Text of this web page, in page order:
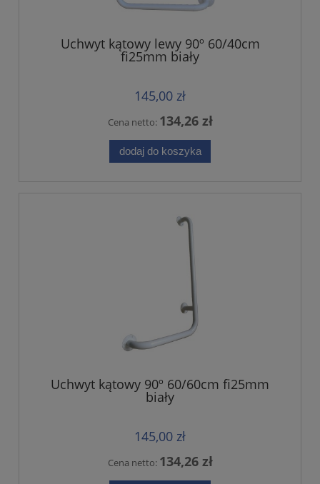
Uchwyt kątowy lewy 90º 60/40cm
fi25mm biały
145,00 zł
Cena netto: 134,26 zł
dodaj do koszyka
Uchwyt kątowy 90º 60/60cm fi25mm
biały
145,00 zł
Cena netto: 134,26 zł